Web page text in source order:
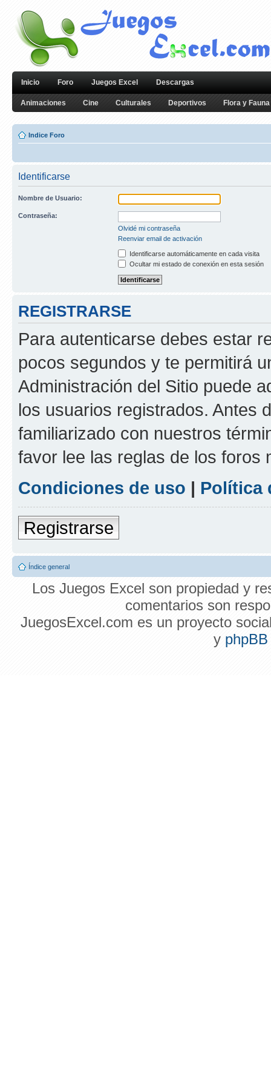
Inicio Foro Juegos Excel Descargas
Animaciones Cine Culturales Deportivos Flora y Fauna
Indice Foro
Identificarse
Nombre de Usuario:
Contraseña:
Olvidé mi contraseña
Reenviar email de activación
Identificarse automáticamente en cada visita
Ocultar mi estado de conexión en esta sesión
REGISTRARSE
Para autenticarse debes estar
pocos segundos y te permitirá
Administración del Sitio puede
los usuarios registrados. Antes
familiarizado con nuestros
favor lee las reglas de los foros
Condiciones de uso | Política
Registrarse
Índice general
Los Juegos Excel son propiedad y
comentarios son
JuegosExcel.com es un proyecto
y phpBB